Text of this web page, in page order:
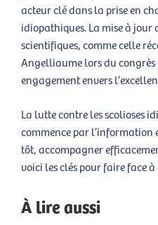
acteur clé dans la prise en
idiopathiques. La mise à jour
scientifiques, comme celle
Angelliaume lors du congrès
engagement envers
La lutte contre les scolioses
commence par l’information
tôt, accompagner
voici les clés pour faire face
À lire aussi